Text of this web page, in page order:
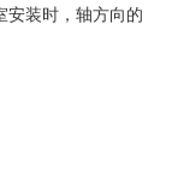
安装时，轴方向的